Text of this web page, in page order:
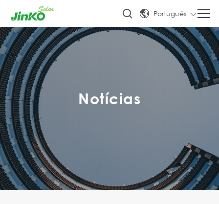
Português
Notícias